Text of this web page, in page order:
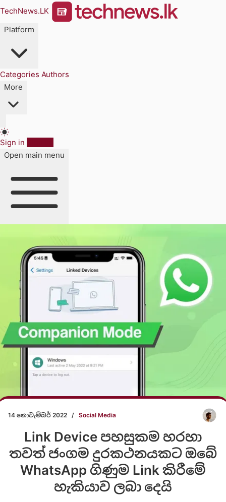
TechNews.LK
Platform
Categories Authors
More
Sign in
Open main menu
14 නොවැම්බර් 2022 / Social Media
Link Device පහසුකම හරහා
තවත් ජංගම දුරකථනයකට ඔබේ
WhatsApp ගිණුම Link කිරීමේ
හැකියාව ලබා දෙයි